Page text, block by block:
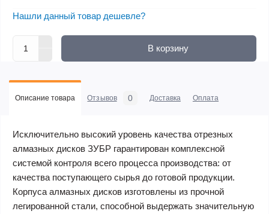
Нашли данный товар дешевле?
В корзину
Описание товара Отзывов 0 Доставка Оплата
Исключительно высокий уровень качества отрезных
алмазных дисков ЗУБР гарантирован комплексной
системой контроля всего процесса производства: от
качества поступающего сырья до готовой продукции.
Корпуса алмазных дисков изготовлены из прочной
легированной стали, способной выдержать значительную